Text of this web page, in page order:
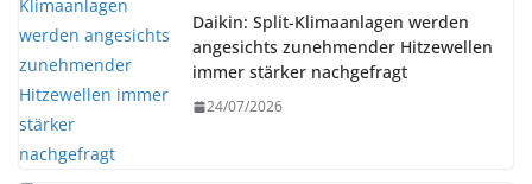
Daikin: Split-Klimaanlagen werden
angesichts zunehmender Hitzewellen
immer stärker nachgefragt
24/07/2026